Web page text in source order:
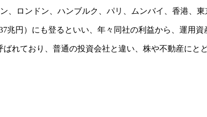
ロンドン、ハンブルク、パリ、ムンバイ、香港、東
兆円）にも登るといい、年々同社の利益から、運用資
れており、普通の投資会社と違い、株や不動産にと